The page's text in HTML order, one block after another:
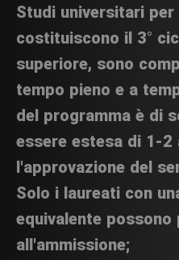
Studi universitari
costituiscono il 3°
superiore, sono
tempo pieno e a
del programma è di
essere estesa di 1-2
l'approvazione del
Solo i laureati con
equivalente
all'ammissione;